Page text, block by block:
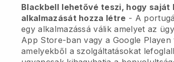
Blackbell lehetővé teszi, hogy saját
alkalmazását hozza létre - A
egy alkalmazássá válik amelyet az
App Store-ban vagy a Google Playen
amelyekből a szolgáltatásokat